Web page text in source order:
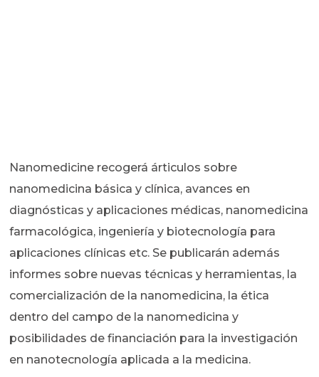
Nanomedicine recogerá árticulos sobre
nanomedicina básica y clínica, avances en
diagnósticas y aplicaciones médicas, nanomedicina
farmacológica, ingeniería y biotecnología para
aplicaciones clínicas etc. Se publicarán además
informes sobre nuevas técnicas y herramientas, la
comercialización de la nanomedicina, la ética
dentro del campo de la nanomedicina y
posibilidades de financiación para la investigación
en nanotecnología aplicada a la medicina.